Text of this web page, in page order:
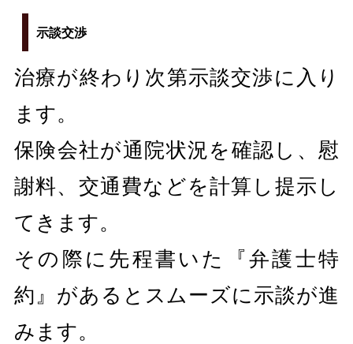
示談交渉
治療が終わり次第示談交渉に入り
ます。
保険会社が通院状況を確認し、慰
謝料、交通費などを計算し提示し
てきます。
その際に先程書いた『弁護士特
約』があるとスムーズに示談が進
みます。